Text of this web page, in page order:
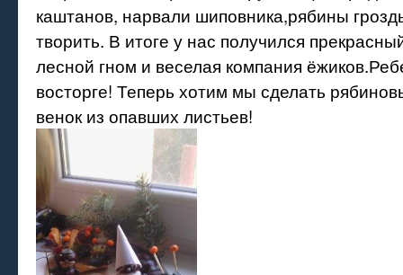
каштанов, нарвали шиповника,рябины
творить. В итоге у нас получился
лесной гном и веселая компания
восторге! Теперь хотим мы сделать
венок из опавших листьев!